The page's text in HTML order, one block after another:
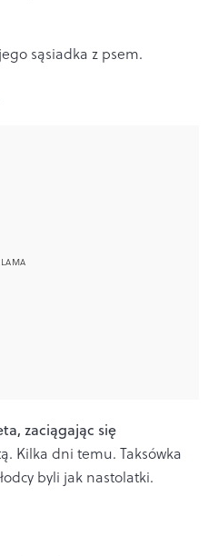
sąsiadka z psem.
zaciągając się
Kilka dni temu. Taksówka
byli jak nastolatki.